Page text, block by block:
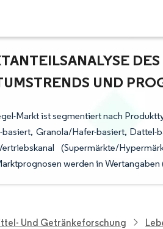
DES
UND
Markt ist segmentiert nach
Granola/Hafer-basiert,
(Supermärkte/
werden in Wertangaben
Und Getränkeforschung